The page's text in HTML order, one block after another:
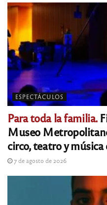
ESPECTÁCULOS
Para toda la familia.
Museo
circo, teatro y música
7 de agosto de 2026